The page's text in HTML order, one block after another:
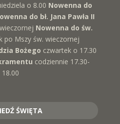
o 8.00 Nowenna do
do bł. Jana Pawła II
Nowenna do św.
po Mszy św. wieczornej
Bożego czwartek o 17.30
codziennie 17.30-
18.00
ŚWIĘTA